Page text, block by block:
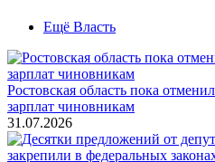
Ещё Власть
Ростовская область пока
зарплат чиновникам
31.07.2026